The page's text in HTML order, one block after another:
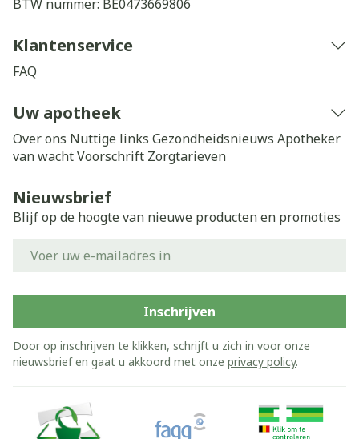
BTW nummer: BE0473669806
Klantenservice
FAQ
Uw apotheek
Over ons Nuttige links Gezondheidsnieuws Apotheker
van wachtVoorschrift Zorgtarieven
Nieuwsbrief
Blijf op de hoogte van nieuwe producten en promoties
Inschrijven
Door op inschrijven te klikken, schrijft u zich in voor onze
nieuwsbrief en gaat u akkoord met onze privacy policy.